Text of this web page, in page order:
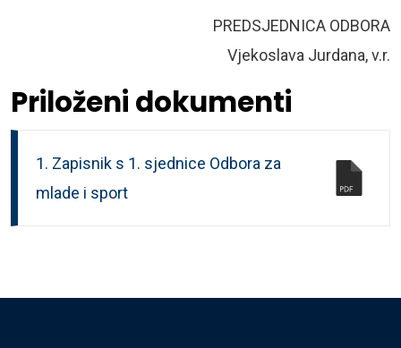
PREDSJEDNICA ODBORA
Vjekoslava Jurdana, v.r.
Priloženi dokumenti
1. Zapisnik s 1. sjednice Odbora za
mlade i sport